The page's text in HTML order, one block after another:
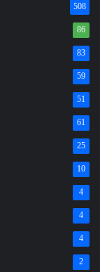
508
86
83
59
51
61
25
10
4
4
4
2